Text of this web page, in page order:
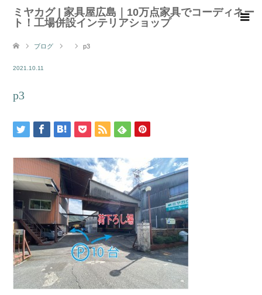
ミヤカグ | 家具屋広島｜10万点家具でコーディネー
ト！工場併設インテリアショップ
ブログ p3
2021.10.11
p3